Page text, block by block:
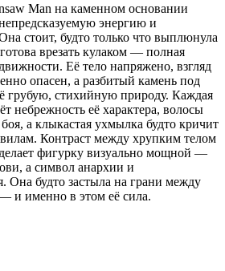
Man на каменном основании
энергию и
стоит, будто только что выплюнула
врезать кулаком — полная
Её тело напряжено, взгляд
опасен, а разбитый камень под
грубую, стихийную природу. Каждая
небрежность её характера, волосы
а клыкастая ухмылка будто кричит
Контраст между хрупким телом
фигурку визуально мощной —
а символ анархии и
Она будто застыла на грани между
и именно в этом её сила.